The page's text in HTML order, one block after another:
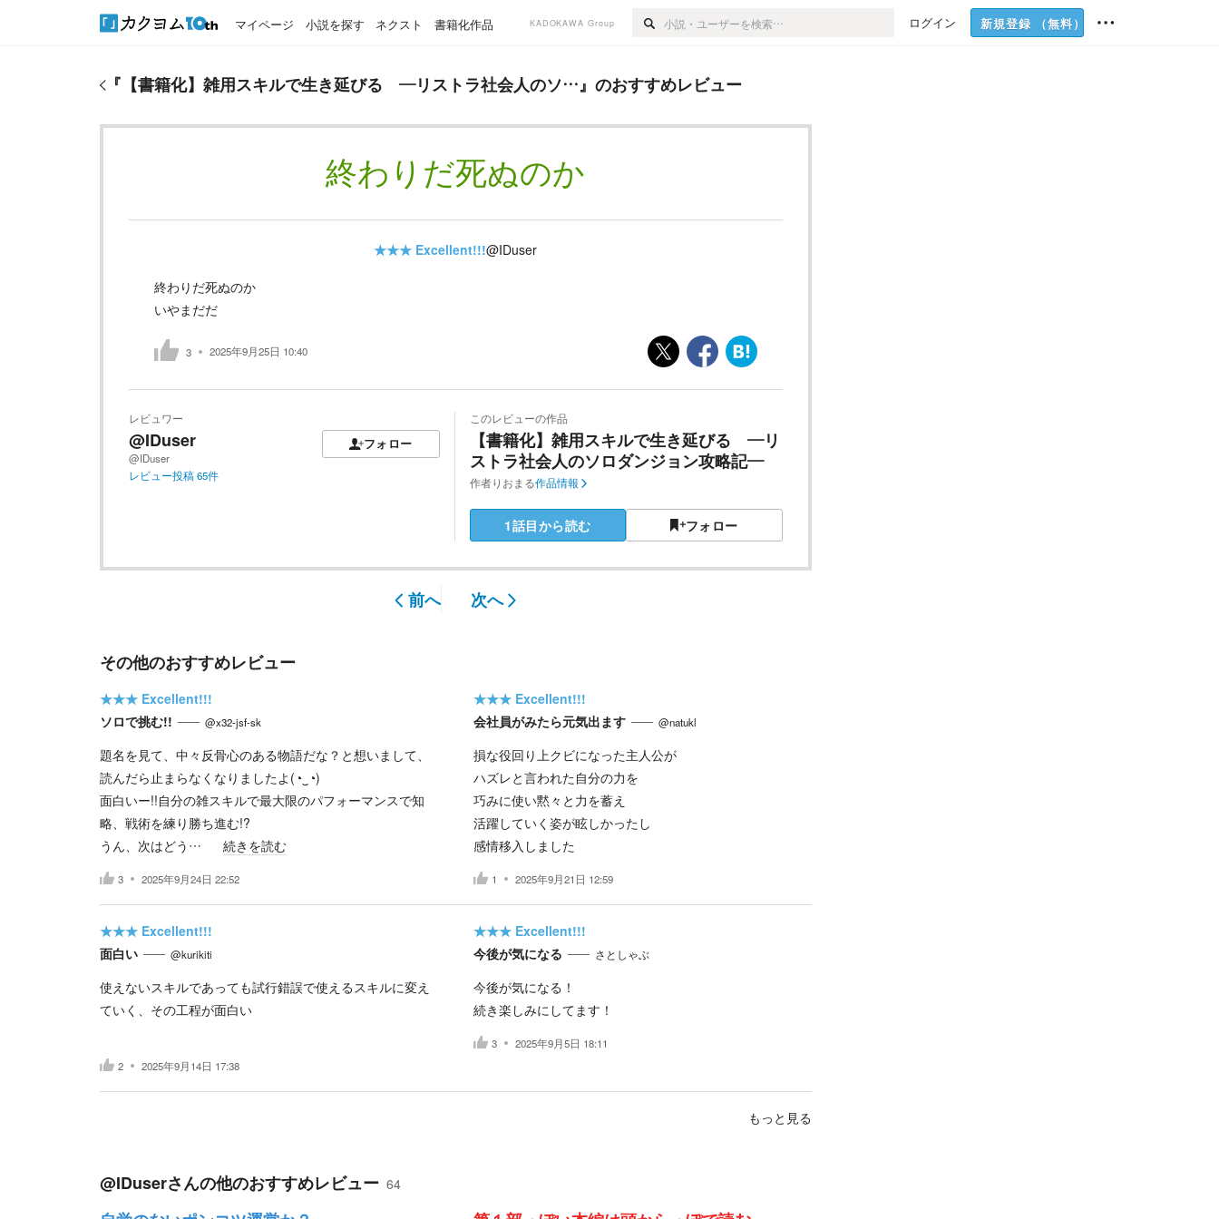
マイページ 小説を探す ネクスト 書籍化作品 KADOKAWA Group ログイン 新規登録 （無料）
『 【書籍化】雑用スキルで生き延びる ―リストラ社会人のソ…』のおすすめレビュー
終わりだ死ぬのか
★★★ Excellent!!!@IDuser
終わりだ死ぬのか
いやまだだ
3 2025年9月25日 10:40
レビュワー
@IDuser
@IDuser
フォロー
レビュー投稿65件
このレビューの作品
【書籍化】雑用スキルで生き延びる ―リ
ストラ社会人のソロダンジョン攻略記―
作者りおまる作品情報
1話目から読む フォロー
前へ 次へ
その他のおすすめレビュー
★★★ Excellent!!!
ソロで挑む!!
@x32-jsf-sk
題名を見て、中々反骨心のある物語だな？と想いまして、
読んだら止まらなくなりましたよ(⁠◔⁠‿⁠◔⁠)
面白いー!!自分の雑スキルで最大限のパフォーマンスで知
略、戦術を練り勝ち進む!?
うん、次はどう…
続きを読む
3 2025年9月24日 22:52
★★★ Excellent!!!
会社員がみたら元気出ます
@natukl
損な役回り上クビになった主人公が
ハズレと言われた自分の力を
巧みに使い黙々と力を蓄え
活躍していく姿が眩しかったし
感情移入しました
1 2025年9月21日 12:59
★★★ Excellent!!!
面白い
@kurikiti
使えないスキルであっても試行錯誤で使えるスキルに変え
ていく、その工程が面白い
2 2025年9月14日 17:38
★★★ Excellent!!!
今後が気になる
さとしゃぶ
今後が気になる！
続き楽しみにしてます！
3 2025年9月5日 18:11
もっと見る
@IDuserさんの他のおすすめレビュー 64